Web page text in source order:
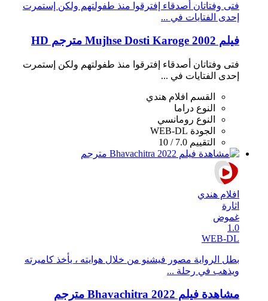
فتى وفتاتان أصدقاء إفترقوا منذ طفولتهم ولكن إستمرت
إحدى الفتايات في ...
فيلم Mujhse Dosti Karoge 2002 مترجم HD
فتى وفتاتان أصدقاء إفترقوا منذ طفولتهم ولكن إستمرت
إحدى الفتايات في ...
القسم
افلام هندي
النوع دراما
النوع رومانسي
الجودة WEB-DL
التقييم 7.0 / 10
افلام هندي
اثارة
غموض
1.0
WEB-DL
بطل الرواية مصور فيشنو من خلال هوايته ، يأخذ كاميرته
ويذهب في رحلة ...
مشاهدة فيلم Bhavachitra 2022 مترجم